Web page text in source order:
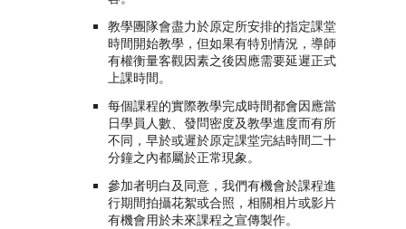
教學團隊會盡力於原定所安排的指定課堂
時間開始教學，但如果有特別情況，導師
有權衡量客觀因素之後因應需要延遲正式
上課時間。
每個課程的實際教學完成時間都會因應當
日學員人數、發問密度及教學進度而有所
不同，早於或遲於原定課堂完結時間二十
分鐘之內都屬於正常現象。
參加者明白及同意，我們有機會於課程進
行期間拍攝花絮或合照，相關相片或影片
有機會用於未來課程之宣傳製作。